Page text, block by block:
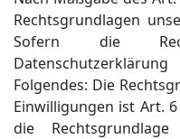
Rechtsgrundlagen
Sofern die
Folgendes: Die
Einwilligungen ist Art.
die